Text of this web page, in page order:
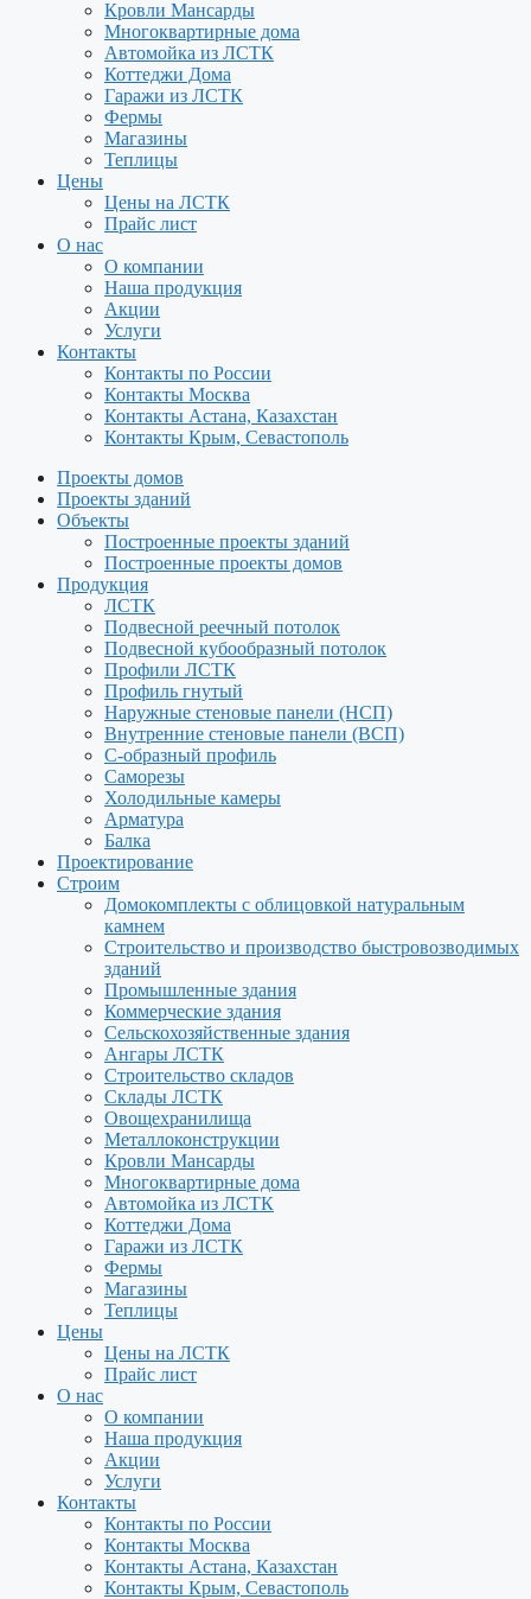
Кровли Мансарды
Многоквартирные дома
Автомойка из ЛСТК
Коттеджи Дома
Гаражи из ЛСТК
Фермы
Магазины
Теплицы
Цены
Цены на ЛСТК
Прайс лист
О нас
О компании
Наша продукция
Акции
Услуги
Контакты
Контакты по России
Контакты Москва
Контакты Астана, Казахстан
Контакты Крым, Севастополь
Проекты домов
Проекты зданий
Объекты
Построенные проекты зданий
Построенные проекты домов
Продукция
ЛСТК
Подвесной реечный потолок
Подвесной кубообразный потолок
Профили ЛСТК
Профиль гнутый
Наружные стеновые панели (НСП)
Внутренние стеновые панели (ВСП)
С-образный профиль
Саморезы
Холодильные камеры
Арматура
Балка
Проектирование
Строим
Домокомплекты с облицовкой натуральным
камнем
Строительство и производство быстровозводимых
зданий
Промышленные здания
Коммерческие здания
Сельскохозяйственные здания
Ангары ЛСТК
Строительство складов
Склады ЛСТК
Овощехранилища
Металлоконструкции
Кровли Мансарды
Многоквартирные дома
Автомойка из ЛСТК
Коттеджи Дома
Гаражи из ЛСТК
Фермы
Магазины
Теплицы
Цены
Цены на ЛСТК
Прайс лист
О нас
О компании
Наша продукция
Акции
Услуги
Контакты
Контакты по России
Контакты Москва
Контакты Астана, Казахстан
Контакты Крым, Севастополь